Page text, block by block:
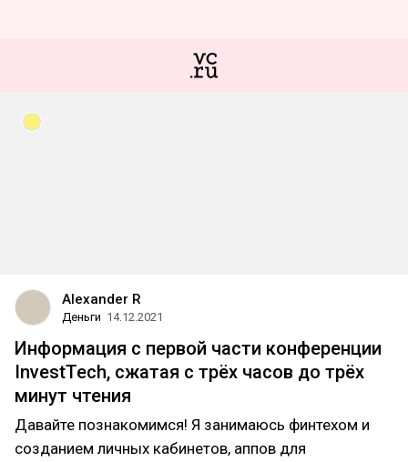
Alexander R
Деньги 14.12.2021
Информация с первой части конференции
InvestTech, сжатая с трёх часов до трёх
минут чтения
Давайте познакомимся! Я занимаюсь финтехом и
созданием личных кабинетов, аппов для